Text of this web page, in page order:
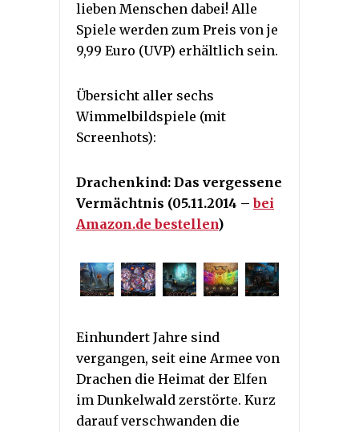
lieben Menschen dabei! Alle
Spiele werden zum Preis von je
9,99 Euro (UVP) erhältlich sein.
Übersicht aller sechs
Wimmelbildspiele (mit
Screenhots):
Drachenkind: Das vergessene
Vermächtnis (05.11.2014 –bei
Amazon.de bestellen)
Einhundert Jahre sind
vergangen, seit eine Armee von
Drachen die Heimat der Elfen
im Dunkelwald zerstörte. Kurz
darauf verschwanden die